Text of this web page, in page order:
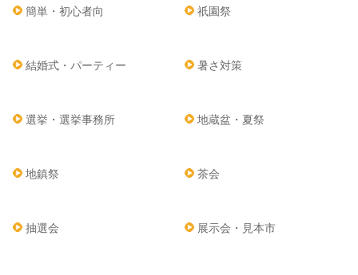
簡単・初心者向 祇園祭
結婚式・パーティー 暑さ対策
選挙・選挙事務所 地蔵盆・夏祭
地鎮祭 茶会
抽選会 展示会・見本市